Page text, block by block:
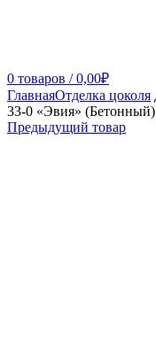
0 товаров / 0,00₽
ГлавнаяОтделка цоколя
33-0 «Эвия» (Бетонный)
Предыдущий товар